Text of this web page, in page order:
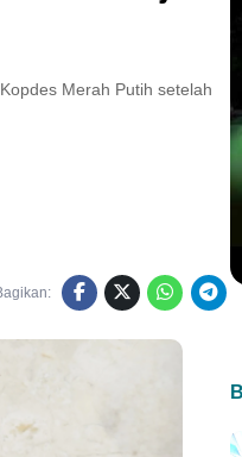
Merah Putih setelah